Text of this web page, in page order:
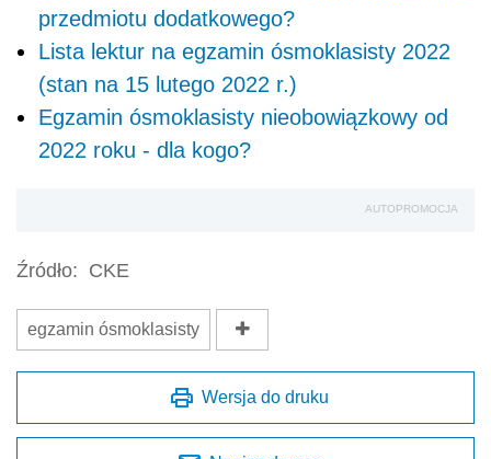
przedmiotu dodatkowego?
Lista lektur na egzamin ósmoklasisty 2022
(stan na 15 lutego 2022 r.)
Egzamin ósmoklasisty nieobowiązkowy od
2022 roku - dla kogo?
AUTOPROMOCJA
Źródło: CKE
egzamin ósmoklasisty
Wersja do druku